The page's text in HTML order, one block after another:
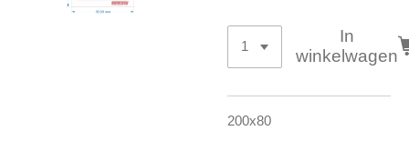
In
winkelwagen
200x80